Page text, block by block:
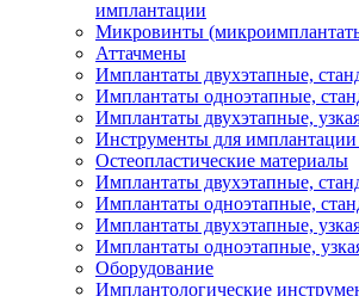
имплантации
Микровинты
Аттачмены
Имплантаты двухэтапные,
Имплантаты одноэтапные,
Имплантаты двухэтапные,
Инструменты для
Остеопластические материалы
Имплантаты двухэтапные,
Имплантаты одноэтапные,
Имплантаты двухэтапные,
Имплантаты одноэтапные,
Оборудование
Имплантологические